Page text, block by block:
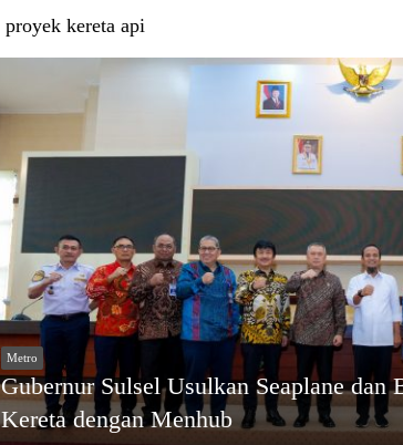
proyek kereta api
Metro
Gubernur Sulsel Usulkan Seaplane dan
Kereta dengan Menhub